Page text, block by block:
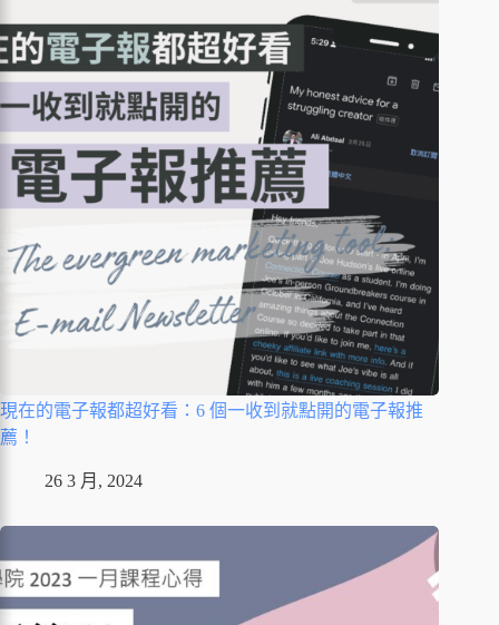
現在的電子報都超好看：6 個一收到就點開的電子報推
薦！
26 3 月, 2024